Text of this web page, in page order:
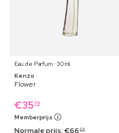
Eau de Parfum ⋅ 30 ml
Kenzo
Flower
€35 79
Memberprijs
Normale prijs:€66 29